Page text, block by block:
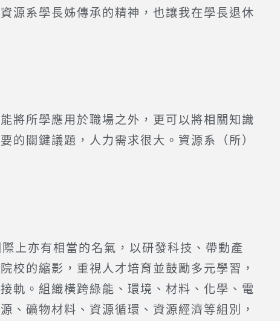
源系學長姊傳承的精神，也讓我在學長退休
將所學應用於職場之外，更可以將相關知識
的關鍵議題，人力需求很大。資源系（所）
上亦有相當的名氣，以研發科技、帶動產
校的縮影，重視人才培育並鼓勵多元學習，
軌。組織橫跨綠能、環境、材料、化學、電
、礦物材料、資源循環、資源經濟等組別，